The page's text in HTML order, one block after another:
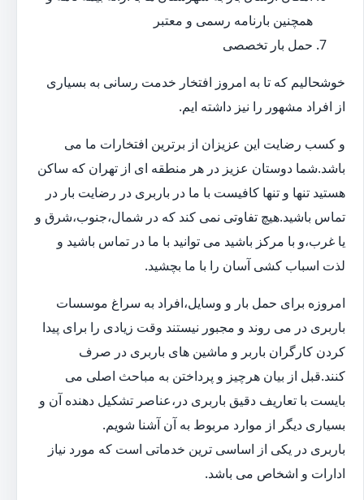
همچنین بارنامه رسمی و معتبر
حمل بار تخصصی
خوشحالیم که تا به امروز افتخار خدمت رسانی به بسیاری
از افراد مشهور را نیز داشته ایم.
و کسب رضایت این عزیزان از برترین افتخارات ما می
باشد.شما دوستان عزیز در هر منطقه ای از تهران که ساکن
هستید تنها و تنها کافیست با ما در باربری در رضایت بار در
تماس باشید.هیچ تفاوتی نمی کند که در شمال،جنوب،شرق و
یا غرب،و با مرکز باشید می توانید با ما در تماس باشید و
لذت اسباب کشی آسان را با ما بچشید.
امروزه برای حمل بار و وسایل،افراد به سراغ موسسات
باربری در می روند و مجبور نیستند وقت زیادی را برای پیدا
کردن کارگران باربر و ماشین های باربری در صرف
کنند.قبل از بیان هرچیز و پرداختن به مباحث اصلی می
بایست با تعاریف دقیق باربری در،عناصر تشکیل دهنده آن و
بسیاری دیگر از موارد مربوط به آن آشنا شویم.
باربری در یکی از اساسی ترین خدماتی است که مورد نیاز
ادارات و اشخاص می باشد.